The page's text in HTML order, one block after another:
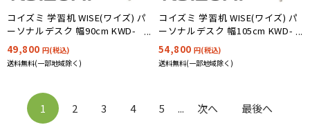
コイズミ 学習机 WISE(ワイズ) パ
ーソナルデスク 幅90cm KWD-
231MW/KWD-631BW
49,800 円(税込)
送料無料(一部地域除く)
コイズミ 学習机 WISE(ワイズ) パ
ーソナルデスク 幅105cm KWD-
232MW/KWD-632BW
54,800 円(税込)
送料無料(一部地域除く)
1 2 3 4 5 ... 次へ 最後へ